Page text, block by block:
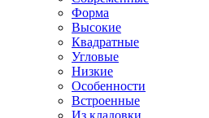
Форма
Высокие
Квадратные
Угловые
Низкие
Особенности
Встроенные
Из кладовки